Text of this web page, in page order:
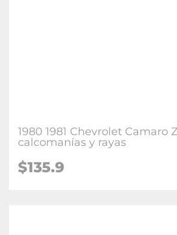
1980 1981 Chevrolet Camaro
calcomanías y rayas
$135.9